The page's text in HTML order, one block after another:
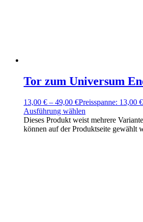
Tor zum Universum
13,00 € – 49,00 €Preisspanne: 13,00
Ausführung wählen
Dieses Produkt weist mehrere
können auf der Produktseite gewählt